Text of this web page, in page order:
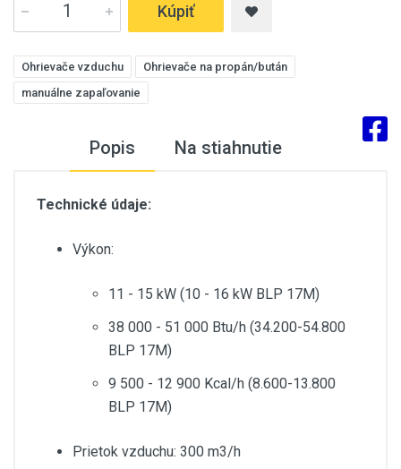
Kúpiť
Ohrievače vzduchu
Ohrievače na propán/bután
manuálne zapaľovanie
Popis Na stiahnutie
Technické údaje:
Výkon:
11 - 15 kW (10 - 16 kW BLP 17M)
38 000 - 51 000 Btu/h (34.200-54.800
BLP 17M)
9 500 - 12 900 Kcal/h (8.600-13.800
BLP 17M)
Prietok vzduchu: 300 m3/h